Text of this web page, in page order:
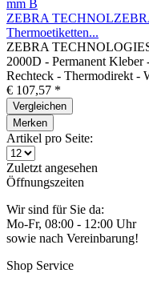
ZEBRA
Thermoetiketten...
ZEBRA
2000D - Permanent
Rechteck - Thermodirekt -
€ 107,57 *
Vergleichen
Merken
Artikel pro Seite:
Zuletzt angesehen
Öffnungszeiten
Wir sind für Sie da:
Mo-Fr, 08:00 - 12:00 Uhr
sowie nach Vereinbarung!
Shop Service